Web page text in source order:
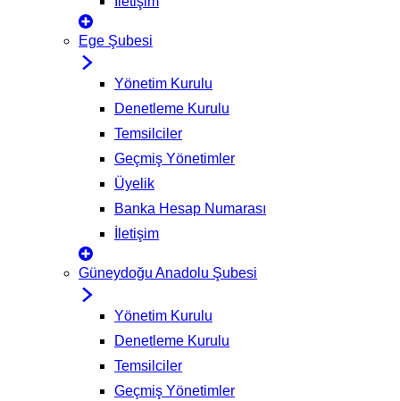
Ege Şubesi
Yönetim Kurulu
Denetleme Kurulu
Temsilciler
Geçmiş Yönetimler
Üyelik
Banka Hesap Numarası
İletişim
Güneydoğu Anadolu Şubesi
Yönetim Kurulu
Denetleme Kurulu
Temsilciler
Geçmiş Yönetimler